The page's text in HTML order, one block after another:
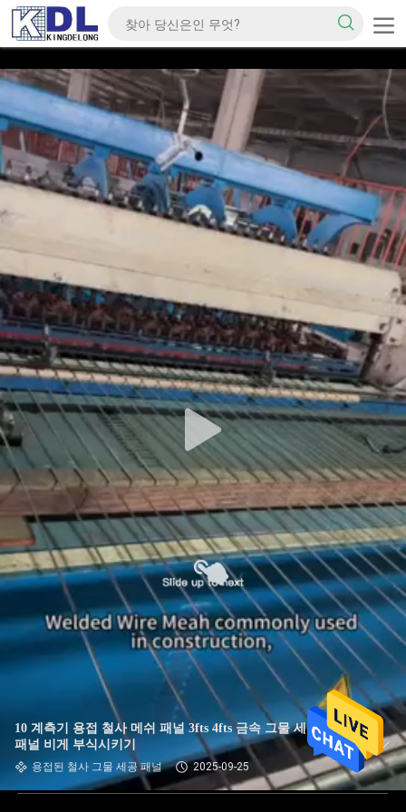
10 계측기 용접 철사 메쉬 패널 3fts 4fts 금속 그물 세공 펜스
패널 비게 부식시키기
용접된 철사 그물 세공 패널 2025-09-25